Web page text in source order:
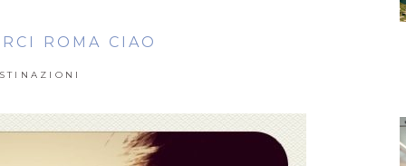
ROMA CIAO